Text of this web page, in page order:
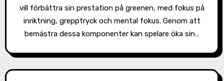
vill förbättra sin prestation på greenen, med fokus på
inriktning, grepptryck och mental fokus. Genom att
bemästra dessa komponenter kan spelare öka sin…